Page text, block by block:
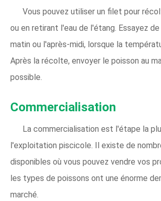
Vous pouvez utiliser un filet pour
ou en retirant l'eau de l'étang. Essayez
matin ou l'après-midi, lorsque la
Après la récolte, envoyer le poisson au
possible.
Commercialisation
La commercialisation est l'étape la
l'exploitation piscicole. Il existe de
disponibles où vous pouvez vendre vos
les types de poissons ont une énorme
marché.